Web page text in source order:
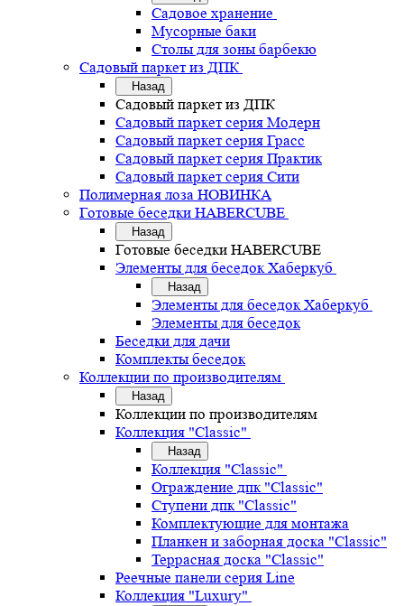
Садовое хранение
Мусорные баки
Столы для зоны барбекю
Садовый паркет из ДПК
Назад
Садовый паркет из ДПК
Садовый паркет серия Mодерн
Садовый паркет серия Грасс
Садовый паркет серия Практик
Садовый паркет серия Сити
Полимерная лоза НОВИНКА
Готовые беседки HABERCUBE
Назад
Готовые беседки HABERCUBE
Элементы для беседок Хаберкуб
Назад
Элементы для беседок Хаберкуб
Элементы для беседок
Беседки для дачи
Комплекты беседок
Коллекции по производителям
Назад
Коллекции по производителям
Коллекция "Classic"
Назад
Коллекция "Classic"
Ограждение дпк "Classic"
Ступени дпк "Classic"
Комплектующие для монтажа
Планкен и заборная доска "Classic"
Террасная доска "Classic"
Реечные панели серия Line
Коллекция "Luxury"